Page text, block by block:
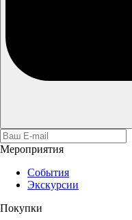
Мероприятия
События
Экскурсии
Покупки